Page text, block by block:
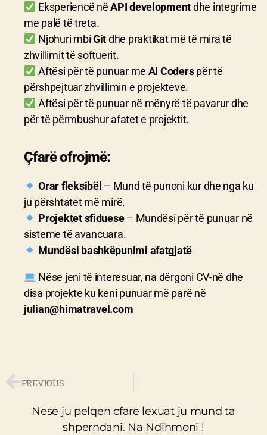
Eksperiencë nëAPI developmentdhe integrime
me palë të treta.
Njohuri mbiGitdhe praktikat më të mira të
zhvillimit të softuerit.
Aftësi për të punuar me AI Coderspër të
përshpejtuar zhvillimin e projekteve.
Aftësi për të punuar në mënyrë të pavarur dhe
për të përmbushur afatet e projektit.
Çfarë ofrojmë:
Orar fleksibël – Mund të punoni kur dhe nga ku
ju përshtatet më mirë.
Projektet sfiduese– Mundësi për të punuar në
sisteme të avancuara.
Mundësi bashkëpunimi afatgjatë
Nëse jeni të interesuar, na dërgoni CV-në dhe
disa projekte ku keni punuar më parë në
julian@himatravel.com
PREVIOUS
Nese ju pelqen cfare lexuat ju mund ta
shperndani. Na Ndihmoni !